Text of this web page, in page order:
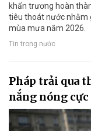
khẩn trương hoàn
tiêu thoát nước nhằm
mùa mưa năm 2026.
Tin trong nước
Pháp trải qua
nắng nóng cực